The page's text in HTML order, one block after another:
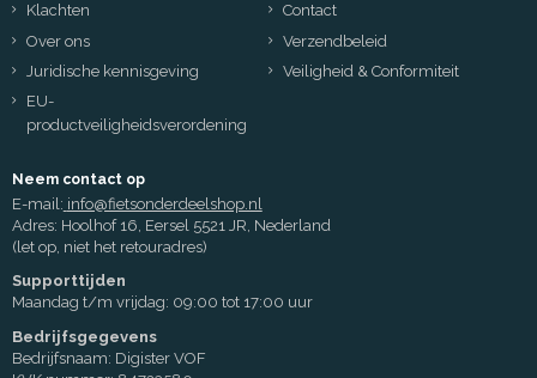
Klachten
Contact
Over ons
Verzendbeleid
Juridische kennisgeving
Veiligheid & Conformiteit
EU-
productveiligheidsverordening
Neem contact op
E-mail: info@fietsonderdeelshop.nl
Adres: Hoolhof 16, Eersel 5521 JR, Nederland
(let op, niet het retouradres)
Supporttijden
Maandag t/m vrijdag: 09:00 tot 17:00 uur
Bedrijfsgegevens
Bedrijfsnaam: Digister VOF